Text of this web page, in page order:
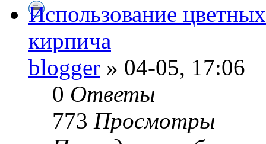
Использование
кирпича
blogger » 04-05, 17:06
0 Ответы
773 Просмотры